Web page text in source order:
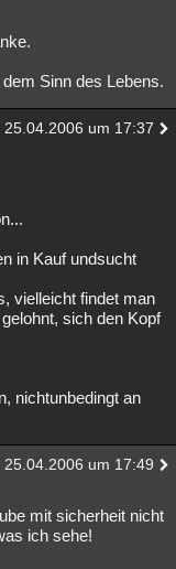
Sinn des Lebens.
25.04.2006 um 17:37
in Kauf undsucht
vielleicht findet man
sich den Kopf
nichtunbedingt an
25.04.2006 um 17:49
mit sicherheit nicht
ich sehe!